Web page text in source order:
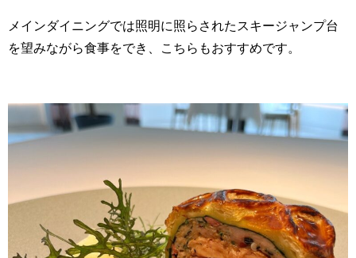
メインダイニングでは照明に照らされたスキージャンプ台
を望みながら食事をでき、こちらもおすすめです。